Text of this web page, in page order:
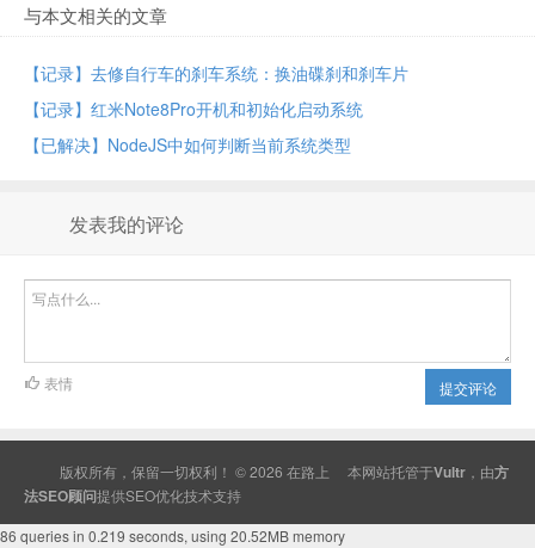
与本文相关的文章
【记录】去修自行车的刹车系统：换油碟刹和刹车片
【记录】红米Note8Pro开机和初始化启动系统
【已解决】NodeJS中如何判断当前系统类型
发表我的评论
提交评论
表情
版权所有，保留一切权利！ © 2026 在路上 本网站托管于Vultr ，由方
法SEO顾问提供SEO优化技术支持
86 queries in 0.219 seconds, using 20.52MB memory